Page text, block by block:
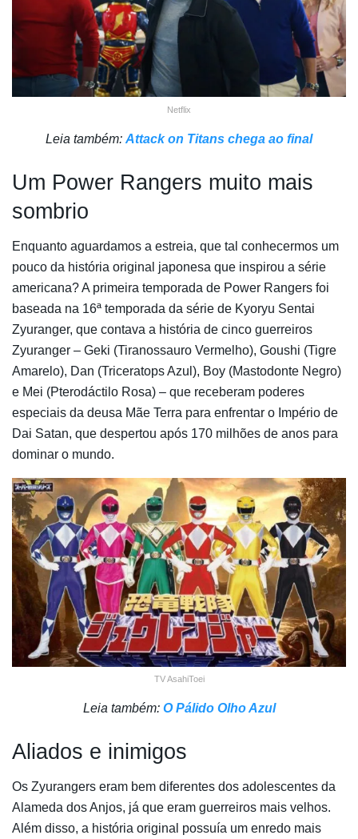
Netflix
Leia também: Attack on Titans chega ao final
Um Power Rangers muito mais
sombrio
Enquanto aguardamos a estreia, que tal conhecermos um
pouco da história original japonesa que inspirou a série
americana? A primeira temporada de Power Rangers foi
baseada na 16ª temporada da série de Kyoryu Sentai
Zyuranger, que contava a história de cinco guerreiros
Zyuranger – Geki (Tiranossauro Vermelho), Goushi (Tigre
Amarelo), Dan (Triceratops Azul), Boy (Mastodonte Negro)
e Mei (Pterodáctilo Rosa) – que receberam poderes
especiais da deusa Mãe Terra para enfrentar o Império de
Dai Satan, que despertou após 170 milhões de anos para
dominar o mundo.
TV AsahiToei
Leia também: O Pálido Olho Azul
Aliados e inimigos
Os Zyurangers eram bem diferentes dos adolescentes da
Alameda dos Anjos, já que eram guerreiros mais velhos.
Além disso, a história original possuía um enredo mais